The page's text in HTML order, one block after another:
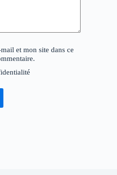
et mon site dans ce